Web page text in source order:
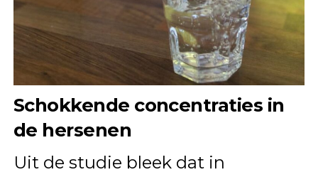
Schokkende concentraties in
de hersenen
Uit de studie bleek dat in